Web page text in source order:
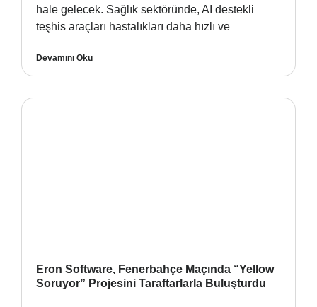
hale gelecek. Sağlık sektöründe, AI destekli
teşhis araçları hastalıkları daha hızlı ve
Devamını Oku
Eron Software, Fenerbahçe Maçında “Yellow
Soruyor” Projesini Taraftarlarla Buluşturdu